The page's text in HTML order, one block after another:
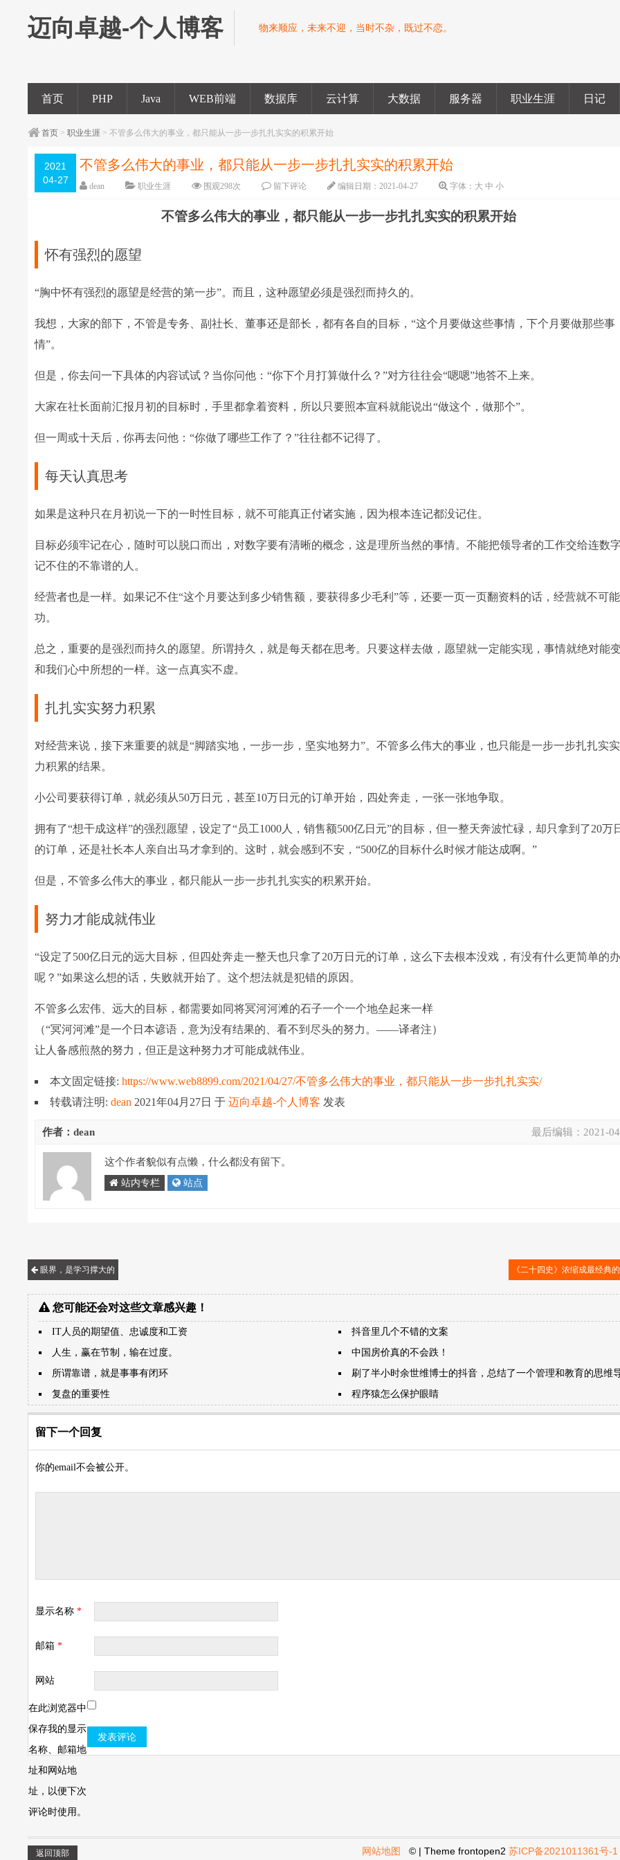
迈向卓越-个人博客 物来顺应，未来不迎，当时不杂，既过不恋。
首页 PHP Java WEB前端 数据库 云计算 大数据 服务器 职业生涯 日记
首页 >职业生涯 > 不管多么伟大的事业，都只能从一步一步扎扎实实的积累开始
2021
04-27
不管多么伟大的事业，都只能从一步一步扎扎实实的积累开始
dean 职业生涯 围观298次 留下评论 编辑日期：2021-04-27 字体： 大 中 小
不管多么伟大的事业，都只能从一步一步扎扎实实的积累开始
怀有强烈的愿望
“胸中怀有强烈的愿望是经营的第一步”。而且，这种愿望必须是强烈而持久的。
我想，大家的部下，不管是专务、副社长、董事还是部长，都有各自的目标，“这个月要做这些事情，下个月要做那些事
情”。
但是，你去问一下具体的内容试试？当你问他：“你下个月打算做什么？”对方往往会“嗯嗯”地答不上来。
大家在社长面前汇报月初的目标时，手里都拿着资料，所以只要照本宣科就能说出“做这个，做那个”。
但一周或十天后，你再去问他：“你做了哪些工作了？”往往都不记得了。
每天认真思考
如果是这种只在月初说一下的一时性目标，就不可能真正付诸实施，因为根本连记都没记住。
目标必须牢记在心，随时可以脱口而出，对数字要有清晰的概念，这是理所当然的事情。不能把领导者的工作交给连数
记不住的不靠谱的人。
经营者也是一样。如果记不住“这个月要达到多少销售额，要获得多少毛利”等，还要一页一页翻资料的话，经营就不可
功。
总之，重要的是强烈而持久的愿望。所谓持久，就是每天都在思考。只要这样去做，愿望就一定能实现，事情就绝对能
和我们心中所想的一样。这一点真实不虚。
扎扎实实努力积累
对经营来说，接下来重要的就是“脚踏实地，一步一步，坚实地努力”。不管多么伟大的事业，也只能是一步一步扎扎实
力积累的结果。
小公司要获得订单，就必须从50万日元，甚至10万日元的订单开始，四处奔走，一张一张地争取。
拥有了“想干成这样”的强烈愿望，设定了“员工1000人，销售额500亿日元”的目标，但一整天奔波忙碌，却只拿到了20万
的订单，还是社长本人亲自出马才拿到的。这时，就会感到不安，“500亿的目标什么时候才能达成啊。”
但是，不管多么伟大的事业，都只能从一步一步扎扎实实的积累开始。
努力才能成就伟业
“设定了500亿日元的远大目标，但四处奔走一整天也只拿了20万日元的订单，这么下去根本没戏，有没有什么更简单的
呢？”如果这么想的话，失败就开始了。这个想法就是犯错的原因。
不管多么宏伟、远大的目标，都需要如同将冥河河滩的石子一个一个地垒起来一样
（“冥河河滩”是一个日本谚语，意为没有结果的、看不到尽头的努力。——译者注）
让人备感煎熬的努力，但正是这种努力才可能成就伟业。
本文固定链接:https://www.web8899.com/2021/04/27/不管多么伟大的事业，都只能从一步一步扎扎实实/
转载请注明:dean 2021年04月27日于迈向卓越-个人博客 发表
最后编辑： 2021-
作者：dean
这个作者貌似有点懒，什么都没有留下。
站内专栏 站点
眼界，是学习撑大的 《二十四史》浓缩成最经典
您可能还会对这些文章感兴趣！
IT人员的期望值、忠诚度和工资
抖音里几个不错的文案
人生，赢在节制，输在过度。
中国房价真的不会跌！
所谓靠谱，就是事事有闭环
刷了半小时余世维博士的抖音，总结了一个管理和教育的思维
复盘的重要性
程序猿怎么保护眼睛
留下一个回复
你的email不会被公开。
显示名称*
邮箱*
网站
在此浏览器中
保存我的显示
名称、邮箱地
址和网站地
址，以便下次
评论时使用。
返回顶部 网站地图 © | Theme frontopen2 苏ICP备2021011361号-1